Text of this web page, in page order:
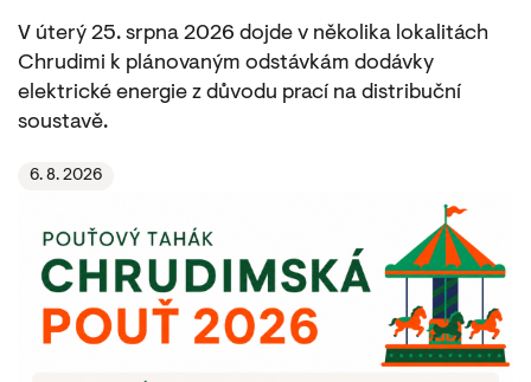
V úterý 25. srpna 2026 dojde v několika lokalitách
Chrudimi k plánovaným odstávkám dodávky
elektrické energie z důvodu prací na distribuční
soustavě.
6. 8. 2026